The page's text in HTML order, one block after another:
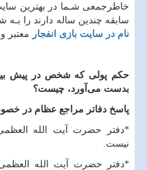
خاطرجمعی شـما در بهترین سایت
سابقه چندین ساله دارند را بـه
نام در سایت بازی انفجار معتبر
حکم پولی که شخص در پیش
بدست می‌آورد، چیست؟
پاسخ دفاتر مراجع عظام در
*دفتر حضرت آیت الله
نیست.
*دفتر حضرت آیت الله